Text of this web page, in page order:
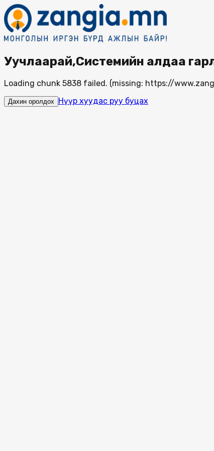
Уучлаарай,Системийн алдаа
Loading chunk 5838 failed. (missing: https://
Дахин оролдох Нүүр хуудас руу буцах